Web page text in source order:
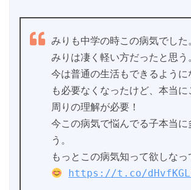
みりも中学の時この病気でした
みりは凄く軽い方だったと思う
今は普通の生活もできるように
も必要なくなったけど、本当に
周りの理解が必要！
今この病気で悩んでる子本当に
う。
もっとこの病気知って欲しなっ
https://t.co/